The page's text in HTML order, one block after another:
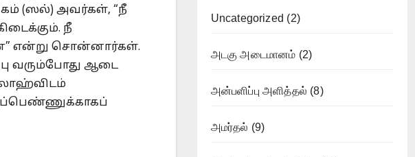
(ஸல்) அவர்கள், “நீ
நீ
என்று சொன்னார்கள்.
வரும்போது ஆடை
Uncategorized (2)
அடகு அடைமானம் (2)
அன்பளிப்பு அளித்தல் (8)
அமர்தல் (9)